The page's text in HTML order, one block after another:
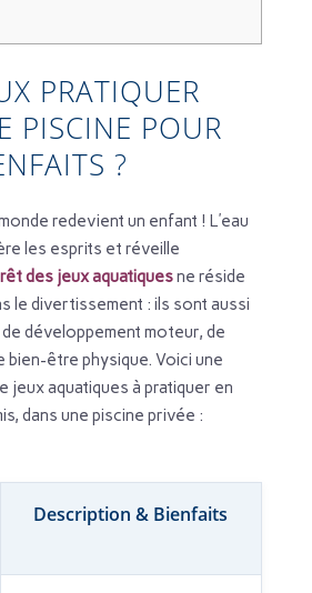
PRATIQUER
PISCINE POUR
?
redevient un enfant ! L’eau
les esprits et réveille
des jeux aquatiquesne réside
le divertissement : ils sont aussi
développement moteur, de
bien-être physique. Voici une
jeux aquatiques à pratiquer en
dans une piscine privée :
Description & Bienfaits